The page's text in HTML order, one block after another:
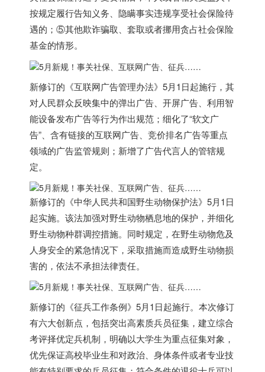
按规定履行告知义务、隐瞒事实违规享受社会保险待
遇的；⑤其他欺诈骗取、套取或者挪用贪占社会保险
基金的情形。
新修订的《互联网广告管理办法》5月1日起施行，其
对人民群众反映集中的弹出广告、开屏广告、利用智
能设备发布广告等行为作出规范；细化了“软文广
告”、含有链接的互联网广告、竞价排名广告等重点
领域的广告监管规则；新增了广告代言人的管辖规
定。
新修订的《中华人民共和国野生动物保护法》5月1日
起实施。该法加强对野生动物栖息地的保护，并细化
野生动物种群调控措施。同时规定，在野生动物危及
人身安全的紧急情况下，采取措施而造成野生动物损
害的，依法不承担法律责任。
新修订的《征兵工作条例》5月1日起施行。本次修订
有六大创新点，包括突出高素质兵员征集，建立综合
考评择优定兵机制，明确以大学生为重点征集对象，
优先保证高校毕业生和对政治、身体条件或者专业技